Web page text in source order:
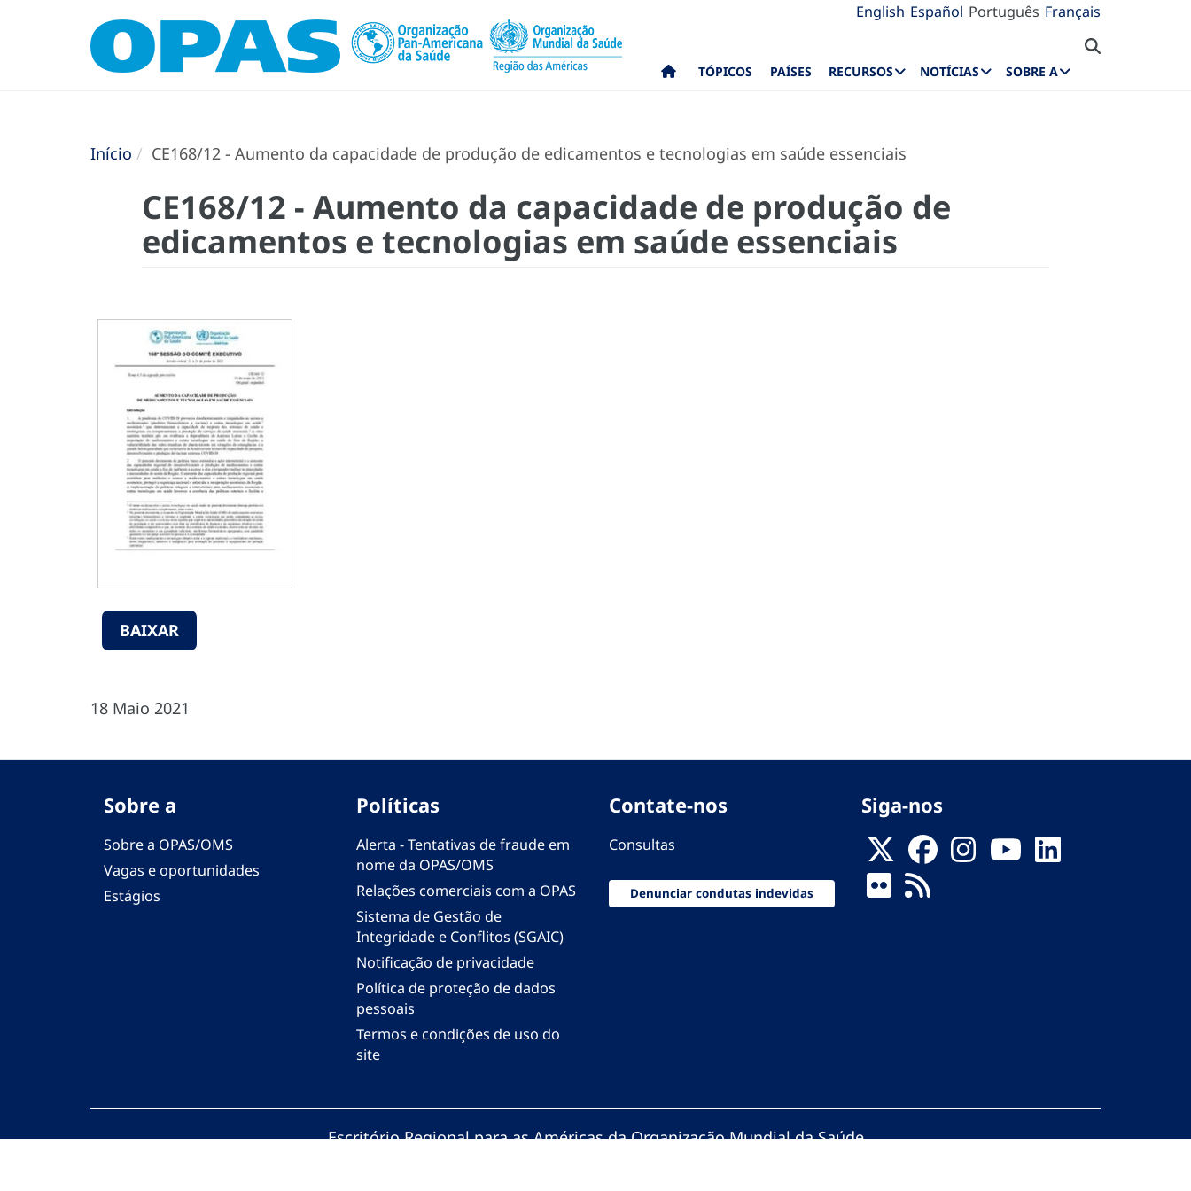
English Español Português Français
TÓPICOS PAÍSES RECURSOS NOTÍCIAS SOBRE A
Início CE168/12 - Aumento da capacidade de produção de edicamentos e tecnologias em saúde essenciais
CE168/12 - Aumento da capacidade de produção de
edicamentos e tecnologias em saúde essenciais
BAIXAR
18 Maio 2021
Sobre a
Sobre a OPAS/OMS
Vagas e oportunidades
Estágios
Políticas
Alerta - Tentativas de fraude em
nome da OPAS/OMS
Relações comerciais com a OPAS
Sistema de Gestão de
Integridade e Conflitos (SGAIC)
Notificação de privacidade
Política de proteção de dados
pessoais
Termos e condições de uso do
site
Contate-nos
Consultas
Denunciar condutas indevidas
Siga-nos
Escritório Regional para as Américas da Organização Mundial da Saúde